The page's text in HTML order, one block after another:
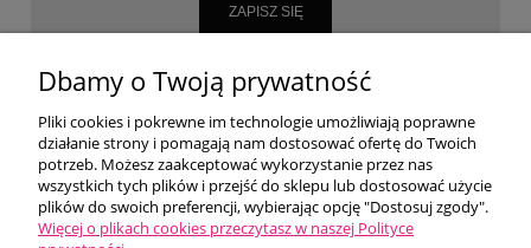
ZAPISZ SIĘ
WARUNKI ZAKUPÓW
MOJE KONTO
Dbamy o Twoją prywatność
Pliki cookies i pokrewne im technologie umożliwiają poprawne
działanie strony i pomagają nam dostosować ofertę do Twoich
potrzeb. Możesz zaakceptować wykorzystanie przez nas
wszystkich tych plików i przejść do sklepu lub dostosować użycie
plików do swoich preferencji, wybierając opcję "Dostosuj zgody".
Więcej o plikach cookies przeczytasz w naszej Polityce